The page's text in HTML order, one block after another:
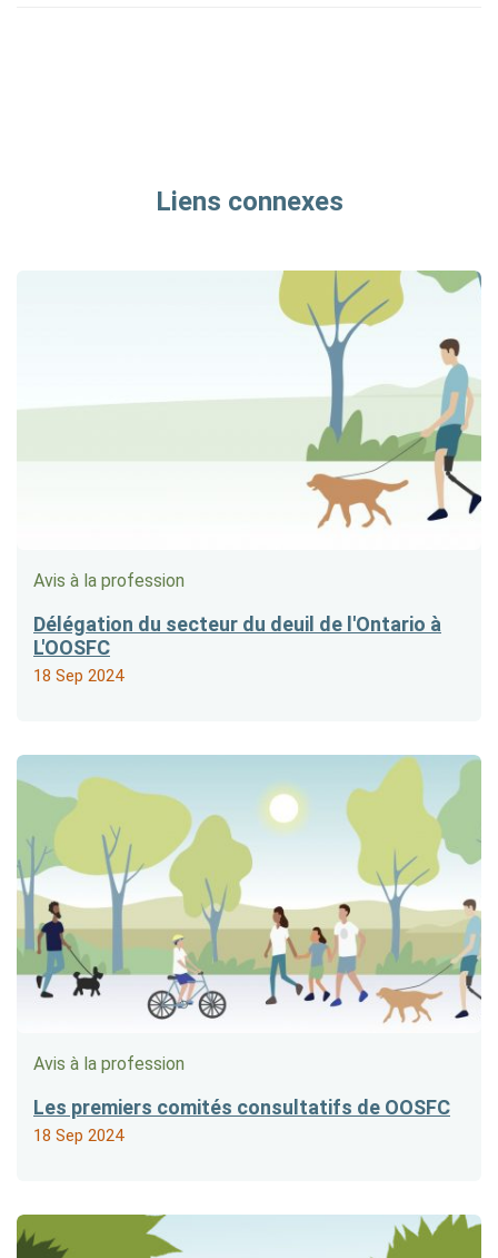
Liens connexes
Avis à la profession
Délégation du secteur du deuil de l'Ontario à
L'OOSFC
18 Sep 2024
Avis à la profession
Les premiers comités consultatifs de OOSFC
18 Sep 2024